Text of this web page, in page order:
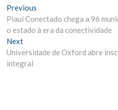
N
a
v
e
Previous
r
e
i
Piauí Conectado chega a 96
o estado à era da conectividade
Next
e
x
Universidade de Oxford abre
integral